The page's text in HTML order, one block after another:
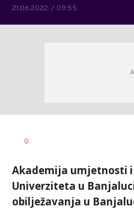
21.06.2022. / 09:55
AUTOR
0
Akademija umjetnosti
Univerziteta u
obilježavanja u